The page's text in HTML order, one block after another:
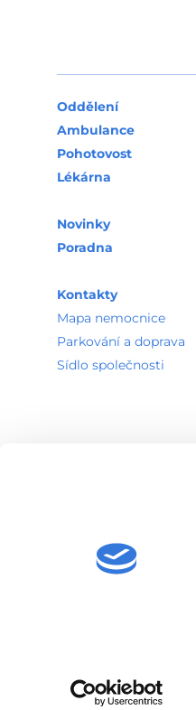
Oddělení
Ambulance
Pohotovost
Lékárna
Novinky
Poradna
Kontakty
Mapa nemocnice
Parkování a doprava
Sídlo společnosti
Povinně